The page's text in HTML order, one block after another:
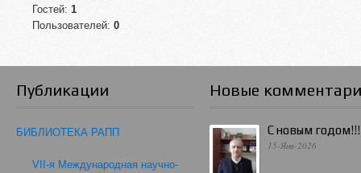
Гостей: 1
Пользователей: 0
Публикации
БИБЛИОТЕКА РАПП
VII-я Международная научно-
Новые
С новым годом!!!
15-Янв-2026